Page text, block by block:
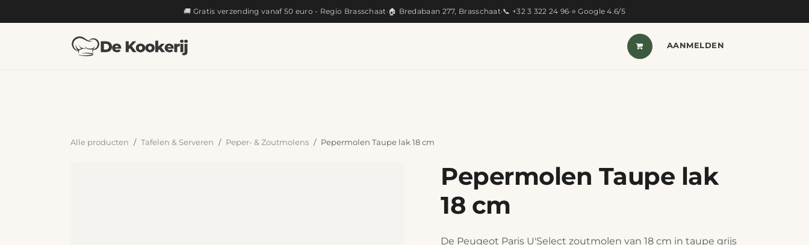
🚚 Gratis verzending vanaf 50 euro - Regio Brasschaat· 🏠 Bredabaan 277, Brasschaat·📞 +32 3 322 24 96· ⭐ Google 4.6/5
SHOP CONTACT
AANMELDEN
Alle producten Tafelen & Serveren Peper- & Zoutmolens Pepermolen Taupe lak 18 cm
Pepermolen Taupe lak
18 cm
De Peugeot Paris U'Select zoutmolen van 18 cm in taupe grijs